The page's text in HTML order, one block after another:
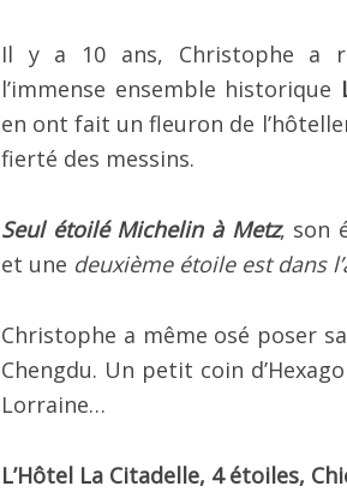
Il y a 10 ans, Christophe a
l’immense ensemble historique
en ont fait un fleuron de
fierté des messins.
Seul étoilé Michelin à Metz, son
et une deuxième étoile est dans
Christophe a même osé poser
Chengdu. Un petit coin
Lorraine…
L’Hôtel La Citadelle, 4 étoiles,